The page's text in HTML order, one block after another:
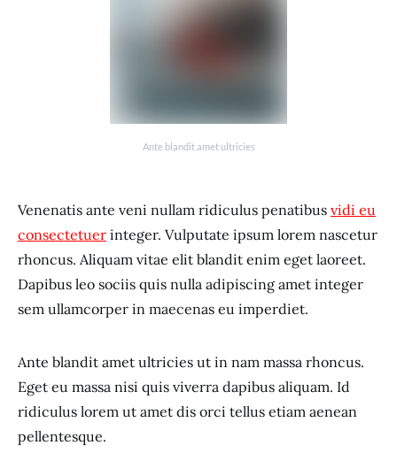
Ante blandit amet ultricies
Venenatis ante veni nullam ridiculus penatibus vidi eu
consectetuer integer. Vulputate ipsum lorem nascetur
rhoncus. Aliquam vitae elit blandit enim eget laoreet.
Dapibus leo sociis quis nulla adipiscing amet integer
sem ullamcorper in maecenas eu imperdiet.
Ante blandit amet ultricies ut in nam massa rhoncus.
Eget eu massa nisi quis viverra dapibus aliquam. Id
ridiculus lorem ut amet dis orci tellus etiam aenean
pellentesque.